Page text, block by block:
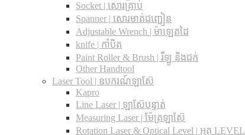
Socket | សោរគ្រាប់
Spanner |​ សោរមាត់ជញ្ជៀន
Adjustable Wrench |​ ម៉ាឡេតដៃ
knife | កាំបិត
Paint Roller & Brush | រឺឡូ និងជក់
Other Handtool
Laser Tool | ឧបករណ៍ឡាស៊ែ
Kapro
Line Laser | ឡាស៊ែបន្ទាត់
Measuring Laser | ម៉ែត្រឡាស៊ែ
Rotation Laser & Optical Level | អូតូ LEVEL